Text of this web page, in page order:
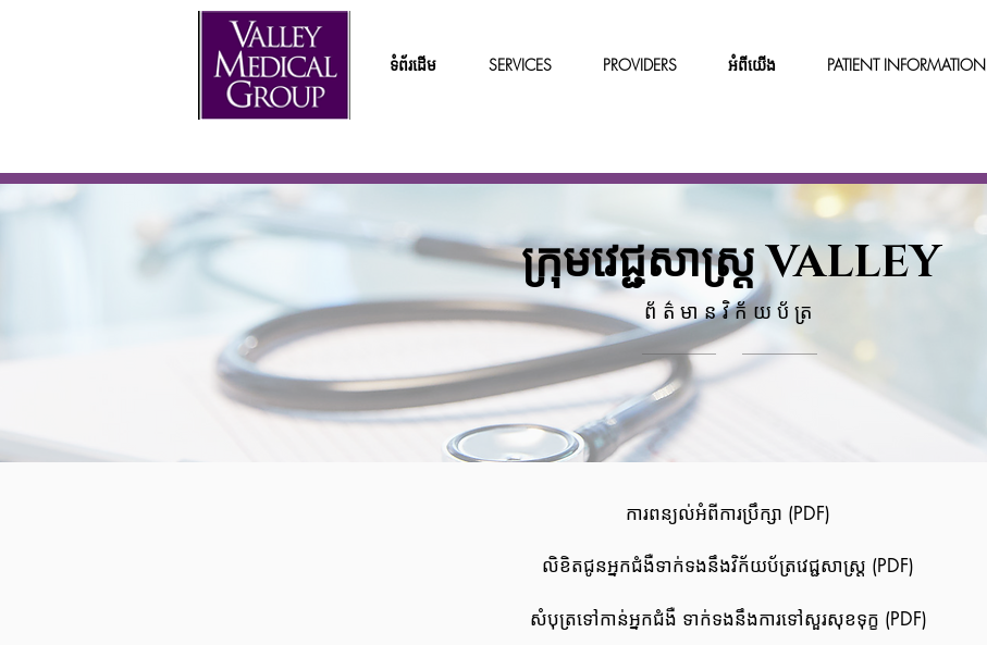
ទំព័រដើម SERVICES PROVIDERS អំពីយើង PATIENT INFORMATION
ក្រុម​វេជ្ជ​សា​ស្រ្ត VALLEY
ព័ត៌មានវិក័យប័ត្រ
ការពន្យល់អំពីការប្រឹក្សា (PDF)
លិខិតជូនអ្នកជំងឺទាក់ទងនឹងវិក័យប័ត្រវេជ្ជសាស្រ្ត (PDF)
សំបុត្រទៅកាន់អ្នកជំងឺ ទាក់ទងនឹងការទៅសួរសុខទុក្ខ (PDF)